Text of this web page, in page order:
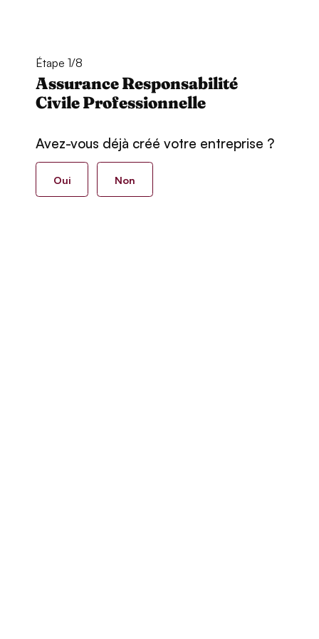
Étape 1/8
Assurance Responsabilité
Civile Professionnelle
Avez-vous déjà créé votre entreprise ?
Oui Non